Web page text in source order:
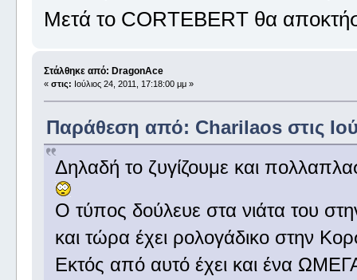
Μετά το CORTEBERT θα
Στάλθηκε από: DragonAce
« στις: Ιούλιος 24, 2011, 17:18:00 μμ »
Παράθεση από: Charilaos στις
Δηλαδή το ζυγίζουμε και
Ο τύπος δούλευε στα νιάτα του
και τώρα έχει ρολογάδικο στην
Εκτός από αυτό έχει και ένα